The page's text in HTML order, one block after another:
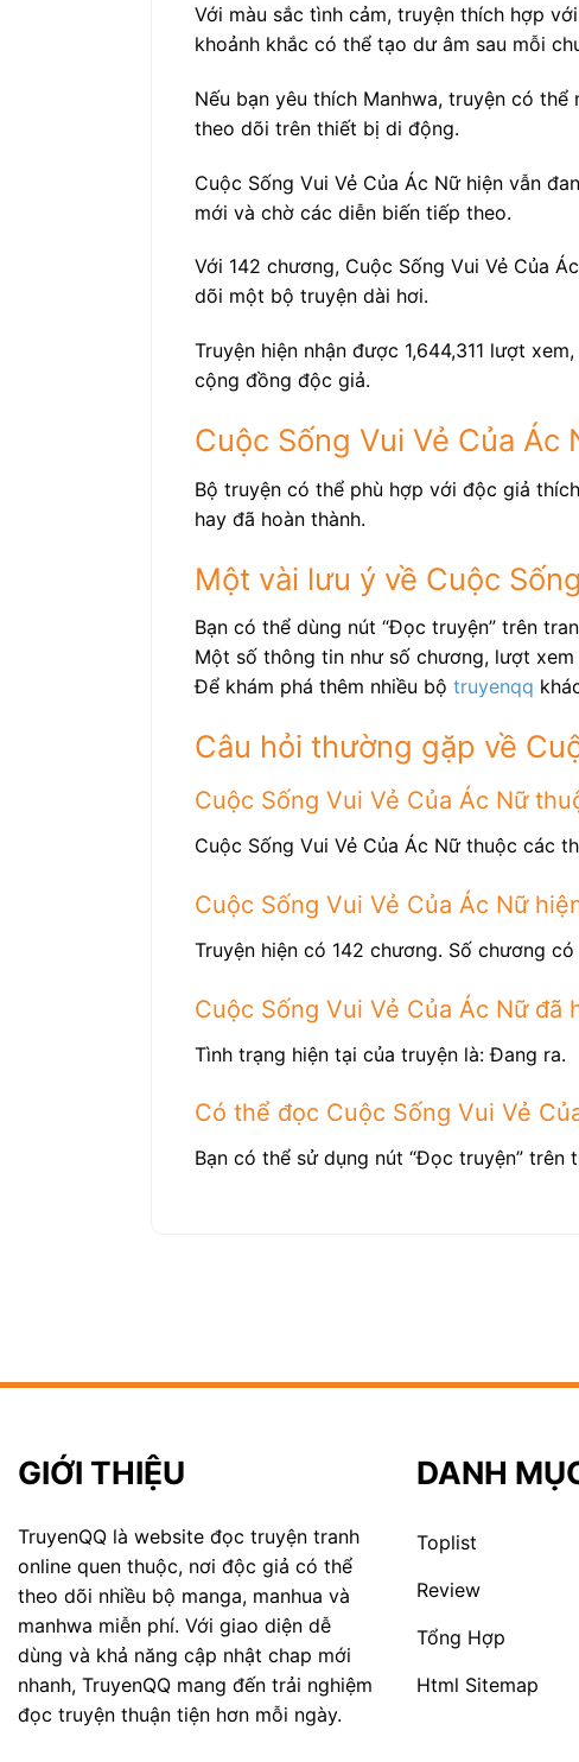
Với màu sắc tình cảm, truyện thích hợp
khoảnh khắc có thể tạo dư âm sau mỗi
Nếu bạn yêu thích Manhwa, truyện có
theo dõi trên thiết bị di động.
Cuộc Sống Vui Vẻ Của Ác Nữ hiện vẫn
mới và chờ các diễn biến tiếp theo.
Với 142 chương, Cuộc Sống Vui Vẻ Của
dõi một bộ truyện dài hơi.
Truyện hiện nhận được 1,644,311 lượt
cộng đồng độc giả.
Cuộc Sống Vui Vẻ Của Ác
Bộ truyện có thể phù hợp với độc giả
hay đã hoàn thành.
Một vài lưu ý về Cuộc
Bạn có thể dùng nút “Đọc truyện” trên
Một số thông tin như số chương, lượt
Để khám phá thêm nhiều bộ truyenqq
Câu hỏi thường gặp về
Cuộc Sống Vui Vẻ Của Ác Nữ
Cuộc Sống Vui Vẻ Của Ác Nữ thuộc các
Cuộc Sống Vui Vẻ Của Ác Nữ
Truyện hiện có 142 chương. Số chương
Cuộc Sống Vui Vẻ Của Ác Nữ đã
Tình trạng hiện tại của truyện là: Đang ra.
Có thể đọc Cuộc Sống Vui Vẻ
Bạn có thể sử dụng nút “Đọc truyện”
GIỚI THIỆU
TruyenQQ là website đọc truyện tranh
online quen thuộc, nơi độc giả có thể
theo dõi nhiều bộ manga, manhua và
manhwa miễn phí. Với giao diện dễ
dùng và khả năng cập nhật chap mới
nhanh, TruyenQQ mang đến trải nghiệm
đọc truyện thuận tiện hơn mỗi ngày.
DANH
Toplist
Review
Tổng Hợp
Html Sitemap